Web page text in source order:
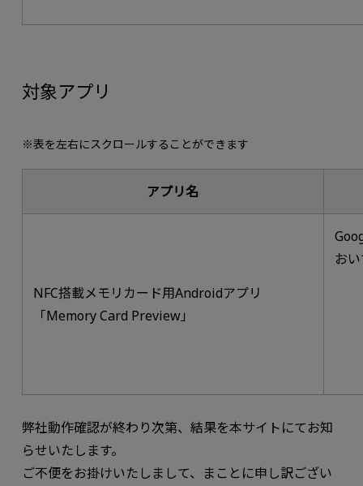
対象アプリ
※表を左右にスクロールすることができます
アプリ名
NFC搭載メモリカード用Androidアプリ
「Memory Card Preview」
お
弊社動作確認が終わり次第、結果を本サイトにてお知
らせいたします。
ご不便をお掛けいたしまして、まことに申し訳ござい